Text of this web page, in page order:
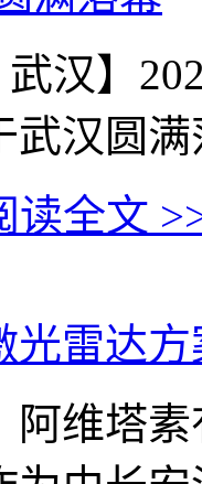
武汉】
武汉圆
读全文
光雷达
阿维塔